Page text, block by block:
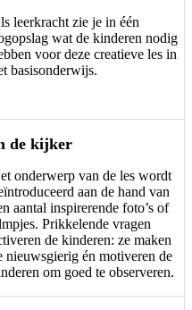
leerkracht zie je in één
wat de kinderen nodig
voor deze creatieve les in
basisonderwijs.
de kijker
onderwerp van de les wordt
aan de hand van
aantal inspirerende foto’s of
Prikkelende vragen
de kinderen: ze maken
nieuwsgierig én motiveren de
om goed te observeren.